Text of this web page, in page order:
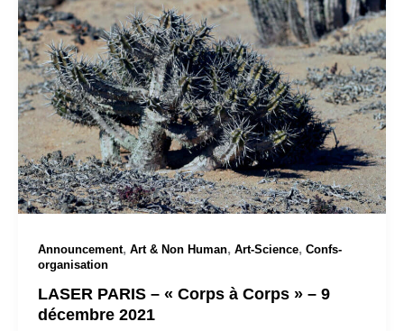
Announcement, Art & Non Human, Art-Science, Confs-
organisation
LASER PARIS – « Corps à Corps » – 9
décembre 2021